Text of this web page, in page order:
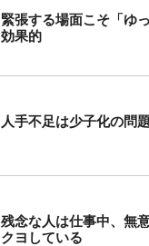
緊張する場面こそ「ゆ
効果的
人手不足は少子化の問
残念な人は仕事中、無
クヨしている